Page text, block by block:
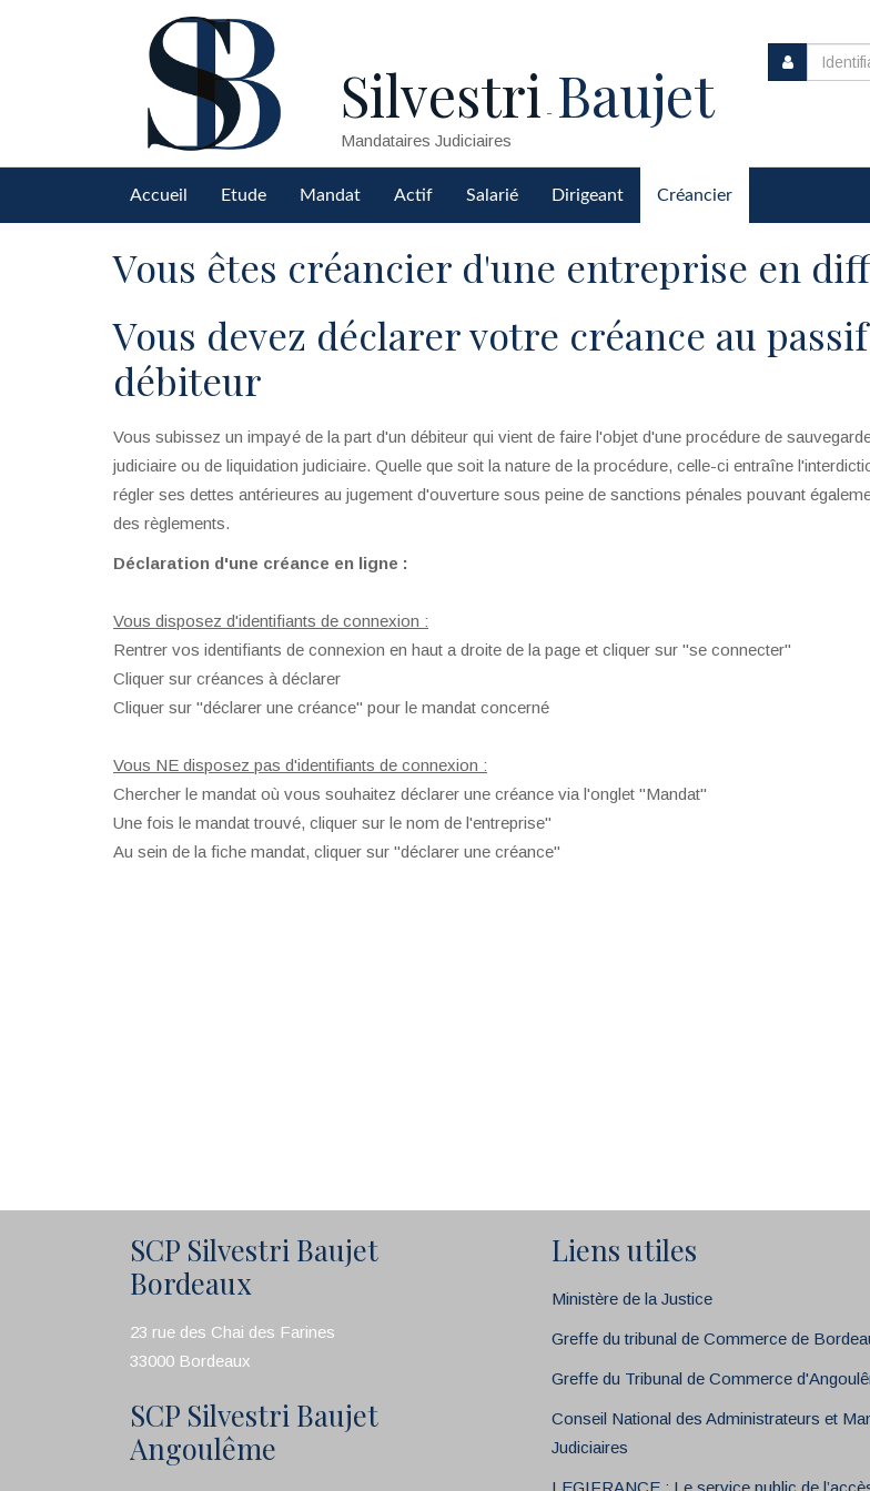
Silvestri - Baujet
Mandataires Judiciaires
Accueil Etude Mandat Actif Salarié Dirigeant Créancier
Vous êtes créancier d'une entreprise en
Vous devez déclarer votre créance au
débiteur
Vous subissez un impayé de la part d'un débiteur qui vient de faire l'objet d'une procédure de
judiciaire ou de liquidation judiciaire. Quelle que soit la nature de la procédure, celle-ci entraîne
régler ses dettes antérieures au jugement d'ouverture sous peine de sanctions pénales pouvant
des règlements.
Déclaration d'une créance en ligne :
Vous disposez d'identifiants de connexion :
Rentrer vos identifiants de connexion en haut a droite de la page et cliquer sur "se connecter"
Cliquer sur créances à déclarer
Cliquer sur "déclarer une créance" pour le mandat concerné
Vous NE disposez pas d'identifiants de connexion :
Chercher le mandat où vous souhaitez déclarer une créance via l'onglet "Mandat"
Une fois le mandat trouvé, cliquer sur le nom de l'entreprise"
Au sein de la fiche mandat, cliquer sur "déclarer une créance"
SCP Silvestri Baujet
Bordeaux
23 rue des Chai des Farines
33000 Bordeaux
SCP Silvestri Baujet
Angoulême
Liens utiles
Ministère de la Justice
Greffe du tribunal de Commerce de
Greffe du Tribunal de Commerce
Conseil National des Administrateurs et
Judiciaires
LEGIFRANCE : Le service public de